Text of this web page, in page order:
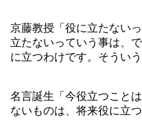
京藤教授「役に立たない
立たないっていう事は、
に立つわけです。そうい
名言誕生「今役立つこと
ないものは、将来役に立